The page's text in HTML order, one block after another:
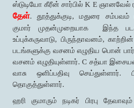
ஸ்டுடியோ கீரீன் சார்பில் K E ஞானவேல்
தேள். தூத்துக்குடி, மதுரை
குமார் முதன்முறையாக இந்த
உப்புக்கருவாடு, பிருந்தாவனம்,
படங்களுக்கு வசனம் எழுதிய பொன்
வசனம் எழுதியுள்ளார். C சத்யா
வாசு ஒளிப்பதிவு
தொகுத்துள்ளார்.
ஹரி குமாரும் நடிகர் பிரபு